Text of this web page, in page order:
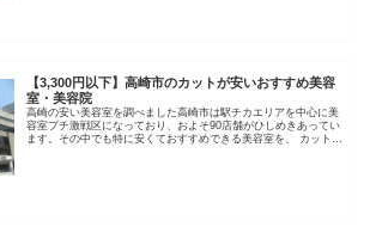
【3,300円以下】高崎市のカットが安いおすすめ美容
室・美容院
高崎の安い美容室を調べました高崎市は駅チカエリアを中心に美
容室プチ激戦区になっており、およそ90店舗がひしめきあってい
ます。その中でも特に安くておすすめできる美容室を、 カット＋